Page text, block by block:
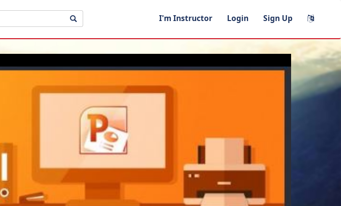
I'm Instructor Login Sign Up